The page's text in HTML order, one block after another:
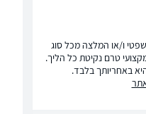
ו/או המלצה מכל סוג
טרם נקיטת כל הליך.
באחריותך בלבד.